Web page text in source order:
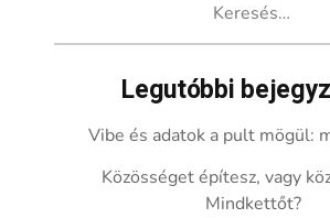
Legutóbbi
Vibe és adatok a pult mögül:
Közösséget építesz, vagy
Mindkettőt?